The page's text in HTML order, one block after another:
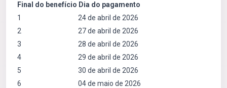
Final do benefício Dia do pagamento
1
24 de abril de 2026
2
27 de abril de 2026
3
28 de abril de 2026
4
29 de abril de 2026
5
30 de abril de 2026
6
04 de maio de 2026